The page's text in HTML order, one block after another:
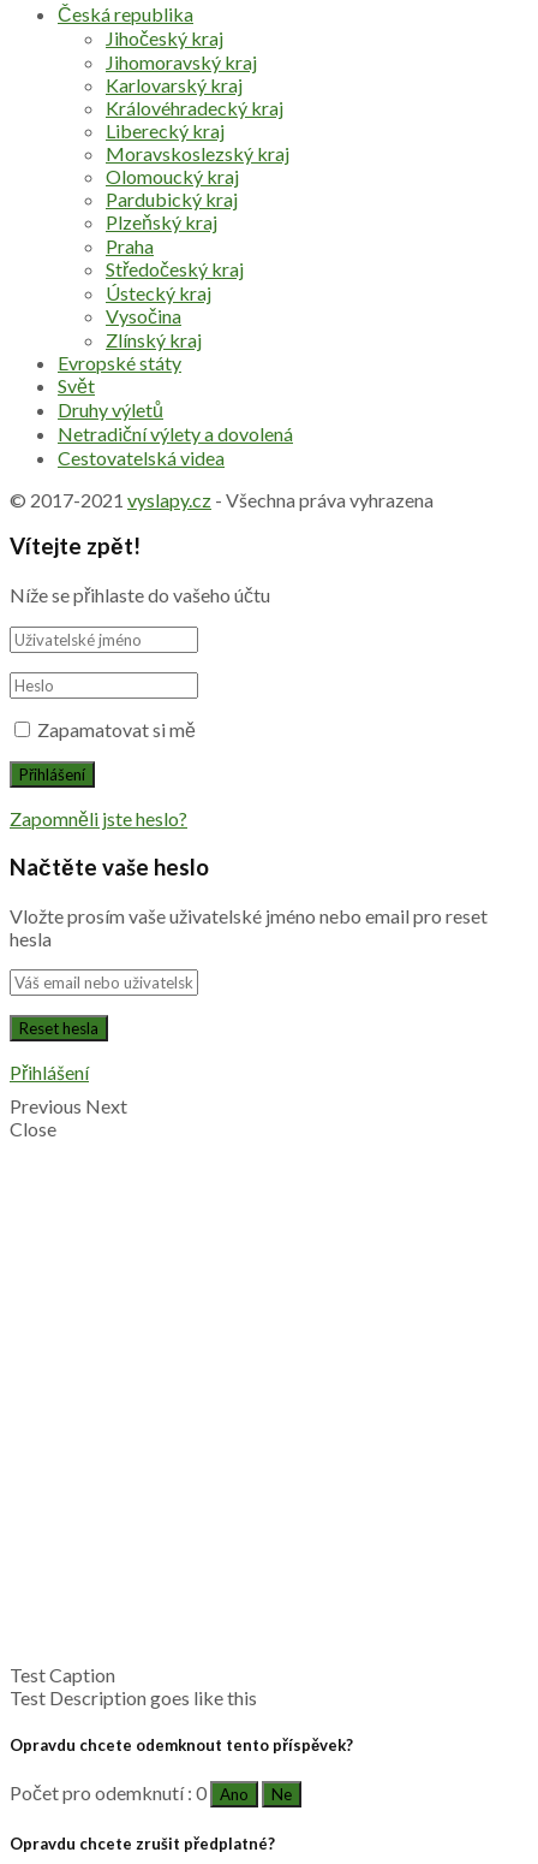
Česká republika
Jihočeský kraj
Jihomoravský kraj
Karlovarský kraj
Královéhradecký kraj
Liberecký kraj
Moravskoslezský kraj
Olomoucký kraj
Pardubický kraj
Plzeňský kraj
Praha
Středočeský kraj
Ústecký kraj
Vysočina
Zlínský kraj
Evropské státy
Svět
Druhy výletů
Netradiční výlety a dovolená
Cestovatelská videa
© 2017-2021 vyslapy.cz - Všechna práva vyhrazena
Vítejte zpět!
Níže se přihlaste do vašeho účtu
Zapamatovat si mě
Zapomněli jste heslo?
Načtěte vaše heslo
Vložte prosím vaše uživatelské jméno nebo email pro reset
hesla
Přihlášení
Previous Next
Close
Test Caption
Test Description goes like this
Opravdu chcete odemknout tento příspěvek?
Počet pro odemknutí : 0 Ano Ne
Opravdu chcete zrušit předplatné?